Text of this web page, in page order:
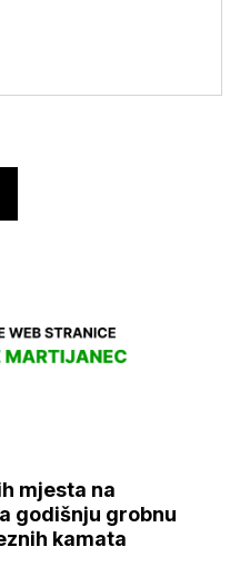
mjesta na
godišnju grobnu
kamata